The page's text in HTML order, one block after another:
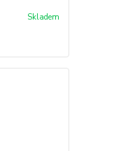
Skladem